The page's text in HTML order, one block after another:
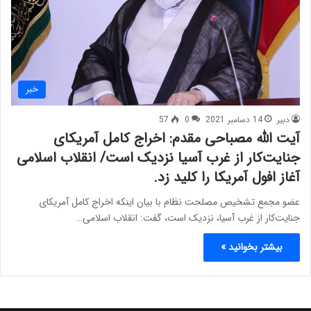
خبر
دبیر 14 دسامبر 2021 0
57
آیت الله مصباحی مقدم: اخراج کامل آمریکای
جنایت‌کار از غرب آسیا نزدیک است/ انقلاب اسلامی
آغاز افول آمریکا را کلید زد.
عضو مجمع تشخیص مصلحت نظام با بیان اینکه اخراج کامل آمریکای
جنایت‌کار از غرب آسیا، نزدیک است، گفت: انقلاب اسلامی…
بیشتر بخوانید »